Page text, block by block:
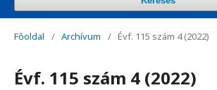
Főoldal / Archívum / Évf. 115 szám 4 (2022)
Évf. 115 szám 4 (2022)